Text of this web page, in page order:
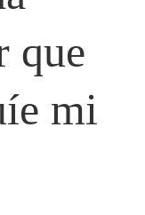
que
mi